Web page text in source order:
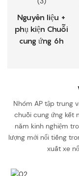
Nguyên liệu +
phụ kiện Chuỗi
cung ứng 6h
Nhóm AP tập trung
chuỗi cung ứng kết
năm kinh nghiệm
lượng mới nổi tiếng
xuất xe